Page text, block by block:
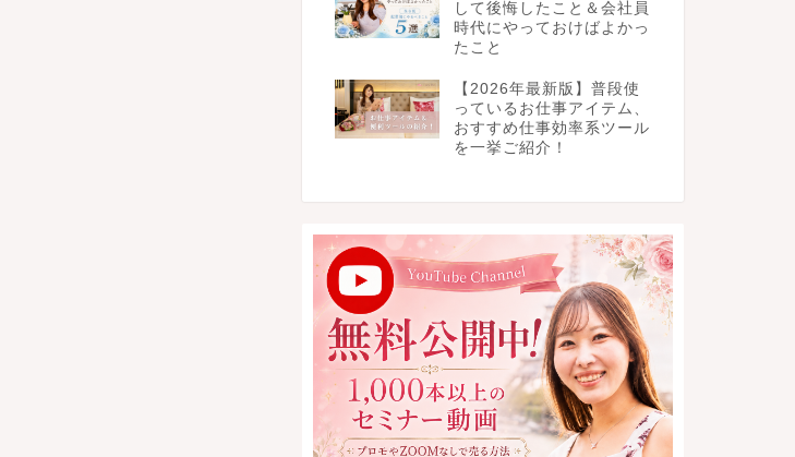
して後悔したこと＆会社員
時代にやっておけばよかっ
たこと
【2026年最新版】普段使
っているお仕事アイテム、
おすすめ仕事効率系ツール
を一挙ご紹介！